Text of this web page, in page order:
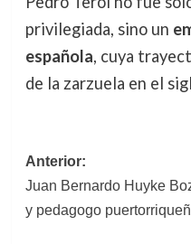
privilegiada, sino un
española, cuya
de la zarzuela en el
Navegación
de
entradas
Anterior:
Juan Bernardo Huyke
y pedagogo